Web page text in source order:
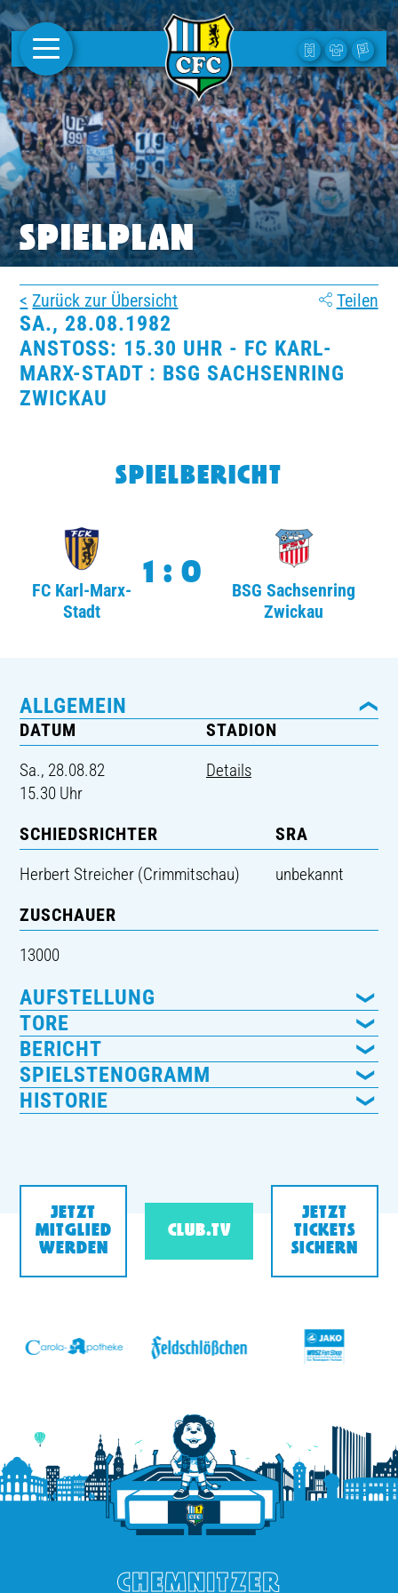
AKTUELLES
1. MANNSCHAFT
FRAUEN
CAMPUS
CLUB
CLUBMITGLIEDSCHAFT
BUSINESS
SÜDKURVE
SPIELPLAN
Zurück zur Übersicht Teilen
SA., 28.08.1982
ANSTOSS: 15.30 UHR - FC KARL-M
ARX-STADT : BSG SACHSENRING Z
WICKAU
SPIELBERICHT
FC Karl-Marx-
Stadt
1:0
BSG Sachsenring
Zwickau
ALLGEMEIN
DATUM
Sa., 28.08.82
15.30 Uhr
STADION
Details
SCHIEDSRICHTER
Herbert Streicher (Crimmitschau)
SRA
unbekannt
ZUSCHAUER
13000
AUFSTELLUNG
TORE
BERICHT
SPIELSTENOGRAMM
HISTORIE
JETZT
MITGLIED
WERDEN
CLUB.TV
JETZT
TICKETS
SICHERN
CHEMNITZER